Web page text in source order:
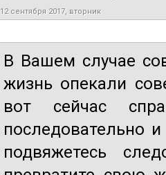
12 сентября 2017, вторник
В Вашем случае
жизнь опекали
вот сейчас
последовательно
подвяжетесь